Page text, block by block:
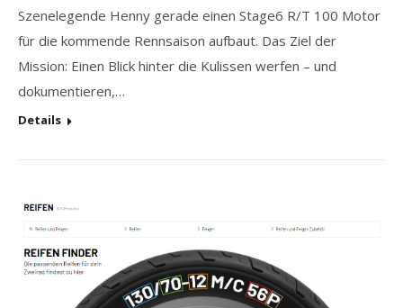
Szenelegende Henny gerade einen Stage6 R/T 100 Motor
für die kommende Rennsaison aufbaut. Das Ziel der
Mission: Einen Blick hinter die Kulissen werfen – und
dokumentieren,…
Details